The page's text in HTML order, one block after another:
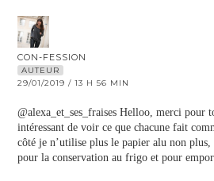
CON-FESSION
AUTEUR
29/01/2019 / 13 H 56 MIN
@alexa_et_ses_fraises Helloo, merci pour
intéressant de voir ce que chacune fait
côté je n’utilise plus le papier alu non plus,
pour la conservation au frigo et pour